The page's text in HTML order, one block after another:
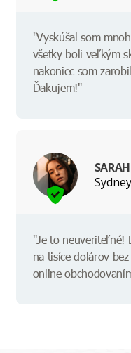
"Vyskúšal som
všetky boli veľkým
nakoniec som
Ďakujem!"
"Je to neuveriteľné!
na tisíce dolárov
online